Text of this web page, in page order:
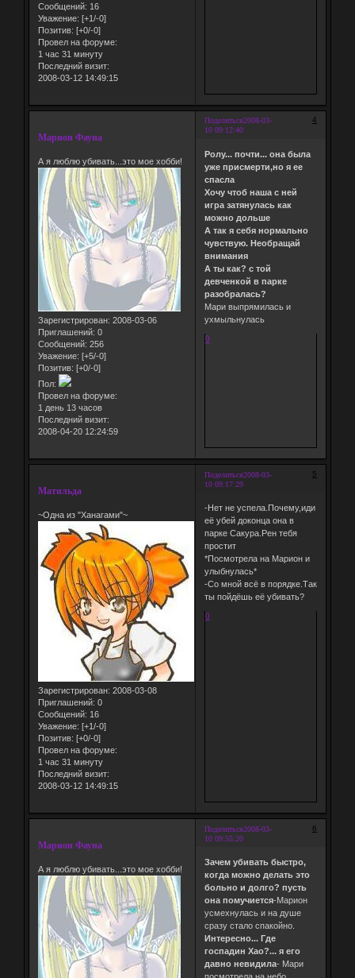
Сообщений: 16
Уважение: [+1/-0]
Позитив: [+0/-0]
Провел на форуме:
1 час 31 минуту
Последний визит:
2008-03-12 14:49:15
Поделиться 4
2008-03-
10 09:12:40
Марион Фауна
А я люблю убивать...это мое хобби!
Зарегистрирован: 2008-03-06
Приглашений: 0
Сообщений: 256
Уважение: [+5/-0]
Позитив: [+0/-0]
Пол:
Провел на форуме:
1 день 13 часов
Последний визит:
2008-04-20 12:24:59
Ролу... почти... она была
уже присмерти,но я ее
спасла
Хочу чтоб наша с ней
игра затянулась как
можно дольше
А так я себя нормально
чувствую. Необращай
внимания
А ты как? с той
девченкой в парке
разобралась?
Мари выпрямилась и
ухмыльнулась
0
Поделиться 5
2008-03-
10 09:17:29
Матильда
~Одна из "Ханагами"~
Зарегистрирован: 2008-03-08
Приглашений: 0
Сообщений: 16
Уважение: [+1/-0]
Позитив: [+0/-0]
Провел на форуме:
1 час 31 минуту
Последний визит:
2008-03-12 14:49:15
-Нет не успела.Почему,иди
её убей доконца она в
парке Сакура.Рен тебя
простит
*Посмотрела на Марион и
улыбнулась*
-Со мной всё в порядке.Так
ты пойдёшь её убивать?
0
Поделиться 6
2008-03-
10 09:55:20
Марион Фауна
А я люблю убивать...это мое хобби!
Зачем убивать быстро,
когда можно делать это
больно и долго? пусть
она помучиется-Марион
усмехнулась и на душе
сразу стало спакойно.
Интересно... Где
госпадин Хао?... я его
давно невидила- Мари